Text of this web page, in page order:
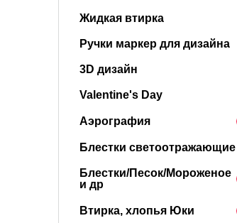
Жидкая втирка
Ручки маркер для дизайна
3D дизайн
Valentine's Day
Аэрография
Блестки светоотражающие
Блестки/Песок/Мороженое
и др
Втирка, хлопья Юки